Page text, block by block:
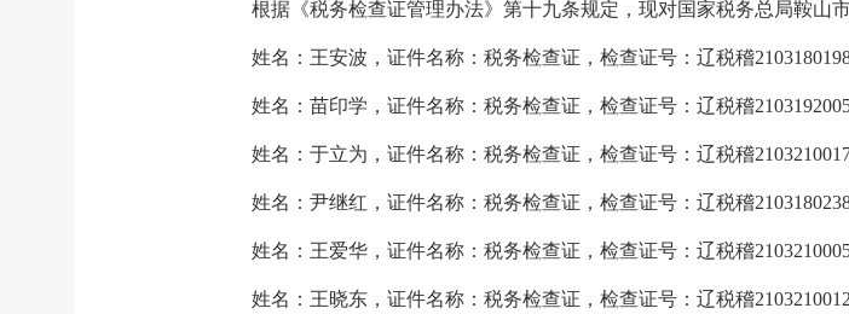
根据《税务检查证管理办法》第十九条规定，现对国家税务总局鞍山
姓名：王安波，证件名称：税务检查证，检查证号：辽税稽
姓名：苗印学，证件名称：税务检查证，检查证号：辽税稽
姓名：于立为，证件名称：税务检查证，检查证号：辽税稽
姓名：尹继红，证件名称：税务检查证，检查证号：辽税稽
姓名：王爱华，证件名称：税务检查证，检查证号：辽税稽
姓名：王晓东，证件名称：税务检查证，检查证号：辽税稽